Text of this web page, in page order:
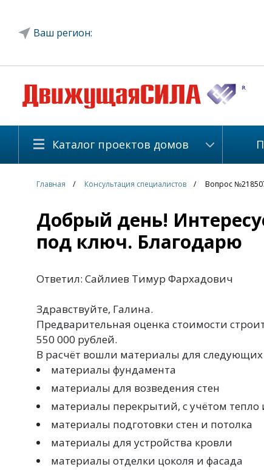
Ваш регион:
Каталог проектов домов
Главная Консультация специалистов Вопрос
Добрый день!
под ключ. Благодарю
Ответил: Сайлиев Тимур Фархадович
Здравствуйте, Галина.
Предварительная оценка стоимости
550 000 рублей.
В расчёт вошли материалы для следующих
материалы фундамента
материалы для возведения стен
материалы перекрытий, с учётом
материалы подготовки стен и потолка
материалы для устройства кровли
материалы отделки цоколя и фасада